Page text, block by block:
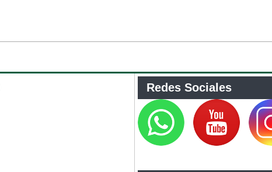
Redes Sociales